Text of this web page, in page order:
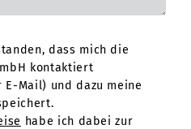
dass mich die
kontaktiert
Mail) und dazu meine
habe ich dabei zur